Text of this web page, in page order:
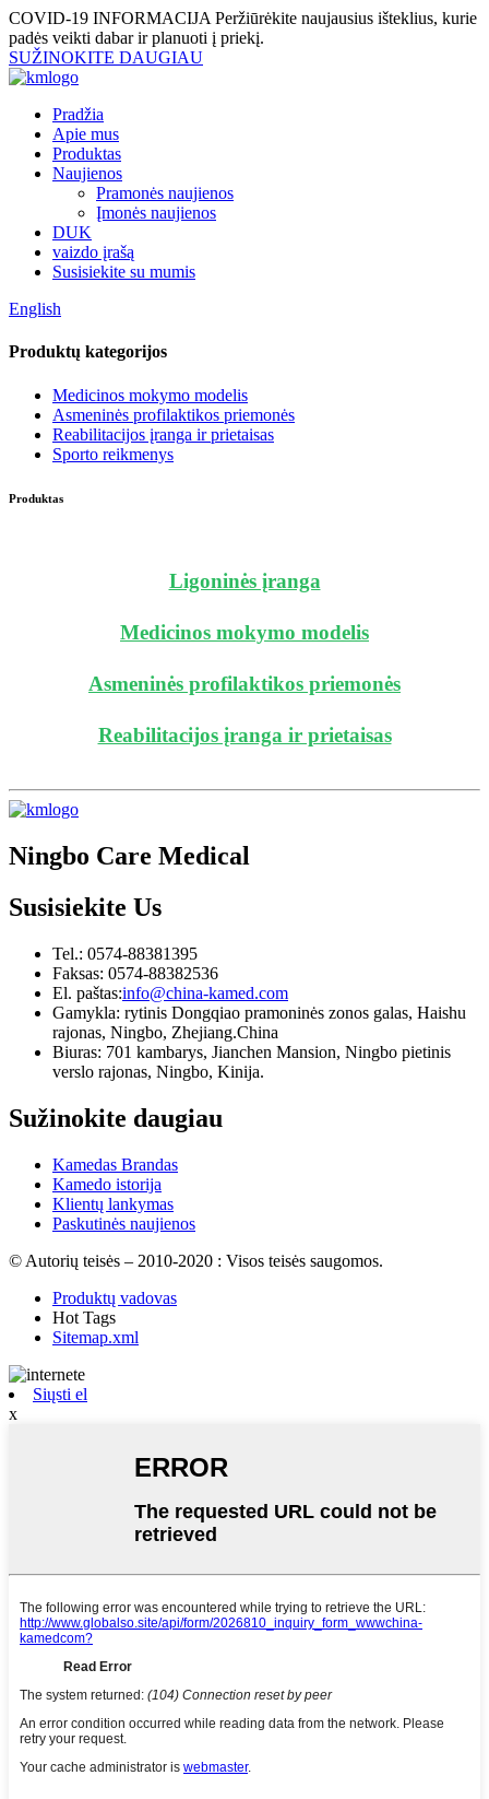
COVID-19 INFORMACIJA Peržiūrėkite naujausius išteklius, kurie
padės veikti dabar ir planuoti į priekį.
SUŽINOKITE DAUGIAU
Pradžia
Apie mus
Produktas
Naujienos
Pramonės naujienos
Įmonės naujienos
DUK
vaizdo įrašą
Susisiekite su mumis
English
Produktų kategorijos
Medicinos mokymo modelis
Asmeninės profilaktikos priemonės
Reabilitacijos įranga ir prietaisas
Sporto reikmenys
Produktas
Ligoninės įranga
Medicinos mokymo modelis
Asmeninės profilaktikos priemonės
Reabilitacijos įranga ir prietaisas
Ningbo Care Medical
Susisiekite Us
Tel.: 0574-88381395
Faksas: 0574-88382536
El. paštas:info@china-kamed.com
Gamykla: rytinis Dongqiao pramoninės zonos galas, Haishu
rajonas, Ningbo, Zhejiang.China
Biuras: 701 kambarys, Jianchen Mansion, Ningbo pietinis
verslo rajonas, Ningbo, Kinija.
Sužinokite daugiau
Kamedas Brandas
Kamedo istorija
Klientų lankymas
Paskutinės naujienos
© Autorių teisės – 2010-2020 : Visos teisės saugomos.
Produktų vadovas
Hot Tags
Sitemap.xml
Siųsti el
x